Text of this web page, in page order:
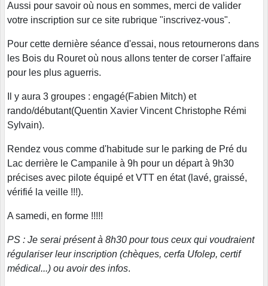
Aussi pour savoir où nous en sommes, merci de valider
votre inscription sur ce site rubrique "inscrivez-vous".
Pour cette dernière séance d'essai, nous retournerons dans
les Bois du Rouret où nous allons tenter de corser l'affaire
pour les plus aguerris.
Il y aura 3 groupes : engagé(Fabien Mitch) et
rando/débutant(Quentin Xavier Vincent Christophe Rémi
Sylvain).
Rendez vous comme d'habitude sur le parking de Pré du
Lac derrière le Campanile à 9h pour un départ à 9h30
précises avec pilote équipé et VTT en état (lavé, graissé,
vérifié la veille !!!).
A samedi, en forme !!!!!
PS : Je serai présent à 8h30 pour tous ceux qui voudraient
régulariser leur inscription (chèques, cerfa Ufolep, certif
médical...) ou avoir des infos.